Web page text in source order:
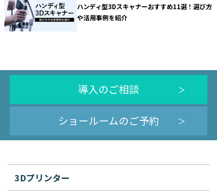
ハンディ型3Dスキャナーおすすめ11選！選び方
や活用事例を紹介
導入のご相談
ショールームのご予約
3Dプリンター